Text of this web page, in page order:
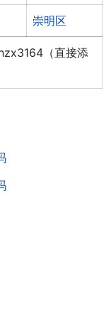
崇明区
（直接添